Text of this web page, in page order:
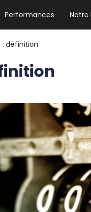
Performances Notre
news crypto dont
guide ultime pour
: définition